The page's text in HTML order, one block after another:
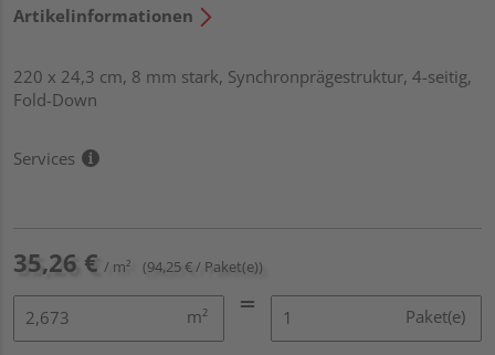
Artikelinformationen
220 x 24,3 cm, 8 mm stark, Synchronprägestruktur, 4-seitig,
Fold-Down
Services
35,26 € / m² (94,25 € / Paket(e))
m² Paket(e)